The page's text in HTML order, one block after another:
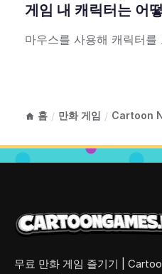
게임 내 캐릭터는 어
마우스를 사용해 캐릭터
홈 / 만화 게임 / Cartoon
무료 만화 게임 즐기기 |